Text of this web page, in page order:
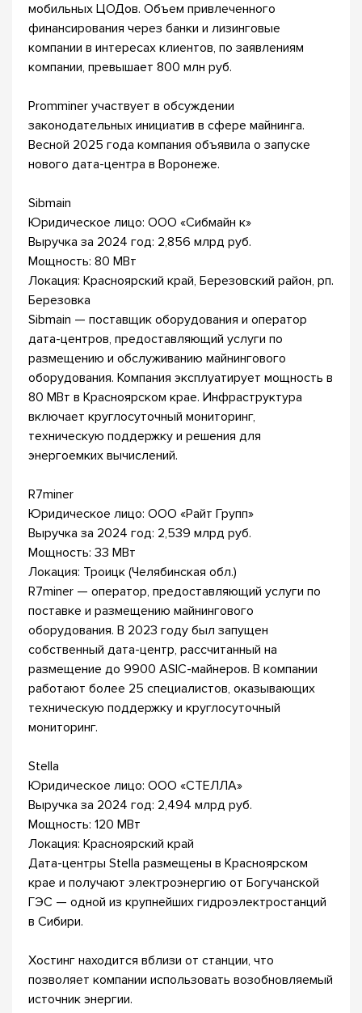
мобильных ЦОДов. Объем привлеченного
финансирования через банки и лизинговые
компании в интересах клиентов, по заявлениям
компании, превышает 800 млн руб.
Promminer участвует в обсуждении
законодательных инициатив в сфере майнинга.
Весной 2025 года компания объявила о запуске
нового дата-центра в Воронеже.
Sibmain
Юридическое лицо: ООО «Сибмайн к»
Выручка за 2024 год: 2,856 млрд руб.
Мощность: 80 МВт
Локация: Красноярский край, Березовский район, рп.
Березовка
Sibmain — поставщик оборудования и оператор
дата-центров, предоставляющий услуги по
размещению и обслуживанию майнингового
оборудования. Компания эксплуатирует мощность в
80 МВт в Красноярском крае. Инфраструктура
включает круглосуточный мониторинг,
техническую поддержку и решения для
энергоемких вычислений.
R7miner
Юридическое лицо: ООО «Райт Групп»
Выручка за 2024 год: 2,539 млрд руб.
Мощность: 33 МВт
Локация: Троицк (Челябинская обл.)
R7miner — оператор, предоставляющий услуги по
поставке и размещению майнингового
оборудования. В 2023 году был запущен
собственный дата-центр, рассчитанный на
размещение до 9900 ASIC-майнеров. В компании
работают более 25 специалистов, оказывающих
техническую поддержку и круглосуточный
мониторинг.
Stella
Юридическое лицо: ООО «СТЕЛЛА»
Выручка за 2024 год: 2,494 млрд руб.
Мощность: 120 МВт
Локация: Красноярский край
Дата-центры Stella размещены в Красноярском
крае и получают электроэнергию от Богучанской
ГЭС — одной из крупнейших гидроэлектростанций
в Сибири.
Хостинг находится вблизи от станции, что
позволяет компании использовать возобновляемый
источник энергии.